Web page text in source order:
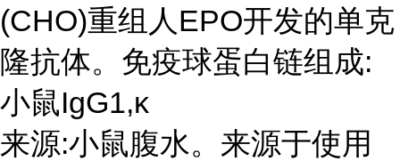
(CHO)重组人EPO开发的单克
隆抗体。免疫球蛋白链组成:
小鼠IgG1,κ
来源:小鼠腹水。来源于使用